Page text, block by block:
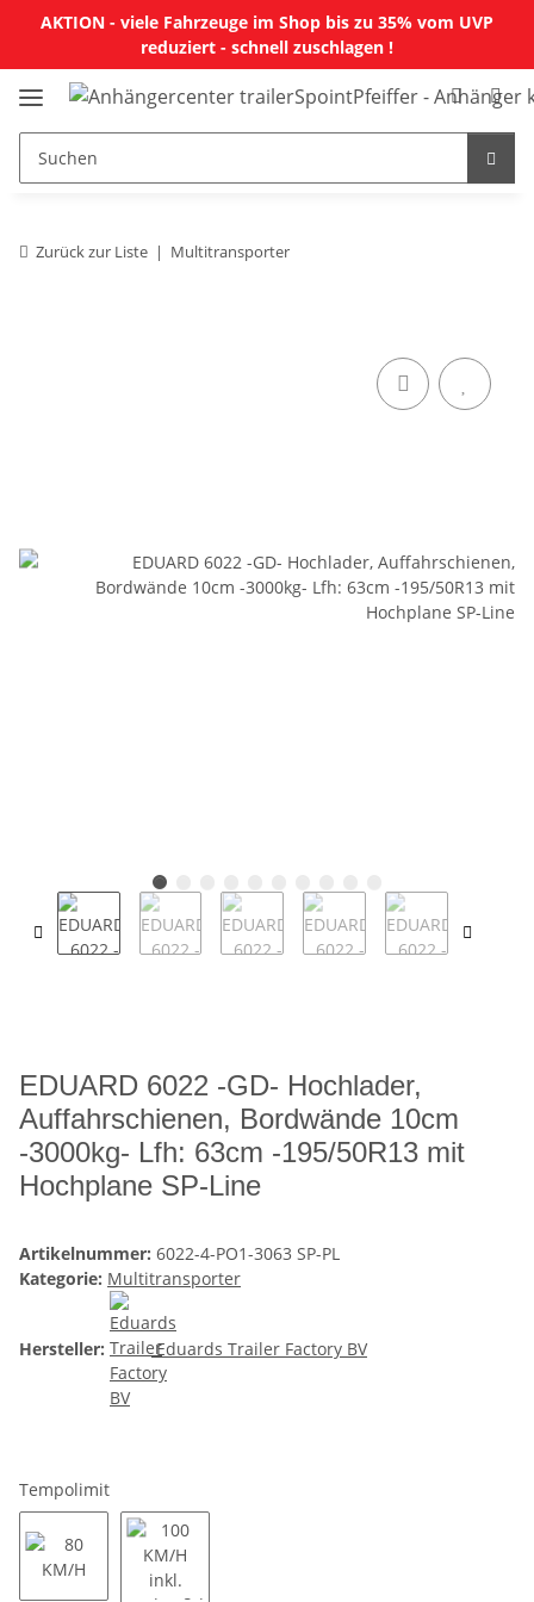
AKTION - viele Fahrzeuge im Shop bis zu 35% vom UVP
reduziert - schnell zuschlagen !
Zurück zur Liste Multitransporter
EDUARD 6022 -GD- Hochlader,
Auffahrschienen, Bordwände 10cm
-3000kg- Lfh: 63cm -195/50R13 mit
Hochplane SP-Line
Artikelnummer: 6022-4-PO1-3063 SP-PL
Kategorie: Multitransporter
Hersteller: Eduards Trailer Factory BV
Tempolimit